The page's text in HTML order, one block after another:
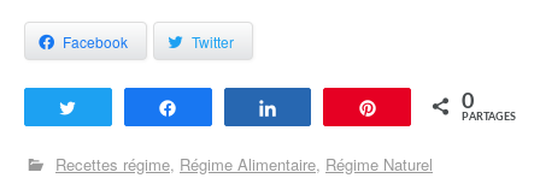
Facebook Twitter
Enregistrer
0
PARTAGES
Recettes régime Régime Alimentaire Régime Naturel